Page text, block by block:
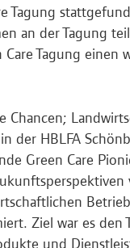
Tagung
an der Tagung
Tagung einen
Chancen;
der HBLFA
Green Care
Ziel war es den
und